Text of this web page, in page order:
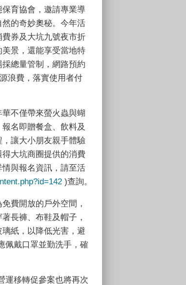
育協會，邀請專業導
的奇妙奧秘。今年活
券及大坑九號夜市折
景，還能享受當地特
總量管制，網路預約
浪費，落實使用者付
不僅帶來螢火蟲與蝴
名即贈餐盒、飲料及
讓大小朋友親手體驗
大坑商圈提供的消費
與報名資訊，請至活
)查詢。
費開放的戶外空間，
長褲、布鞋及帽子，
紙，以降低光害，避
佩戴口罩並勤洗手，確
運移轉促參案也將再次